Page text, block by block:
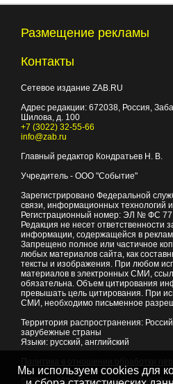
Размещение рекламы
Контакты
Сетевое издание ZAB.RU
Адрес редакции: 672038, Россия,
Шилова, д. 100
+7 (3022) 32-55-66
info@zab.ru
Главный редактор Кондратьев Н. В.
Учредитель - ООО "Событие"
Зарегистрировано Федеральной
связи, информационных технологий
Регистрационный номер: ЭЛ № ФС 77
Редакция не несет ответственности
информации, содержащейся в
Запрещено полное или частичное
любых материалов сайта, как
тексты и изображения. При любом
материалов в электронных СМИ,
обязательна. Объем цитирования
превышать цель цитирования. При
СМИ, необходимо письменное
Территория распространения:
зарубежные страны
Языки: русский, английский
© 2007 - 2026Портал Читы и
Мы используем cookies для